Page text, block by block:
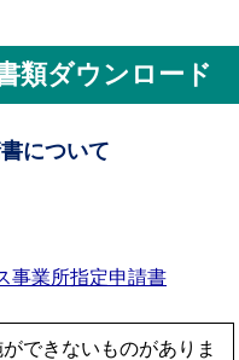
類ダウンロード
について
事業所指定申請書
できないものがありま